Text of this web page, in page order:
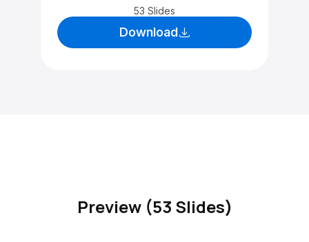
53 Slides
Download
Preview (53 Slides)